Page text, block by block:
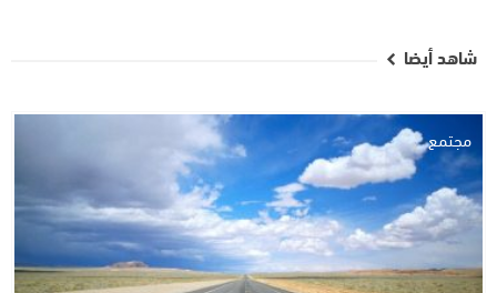
شاهد أيضا
مجتمع